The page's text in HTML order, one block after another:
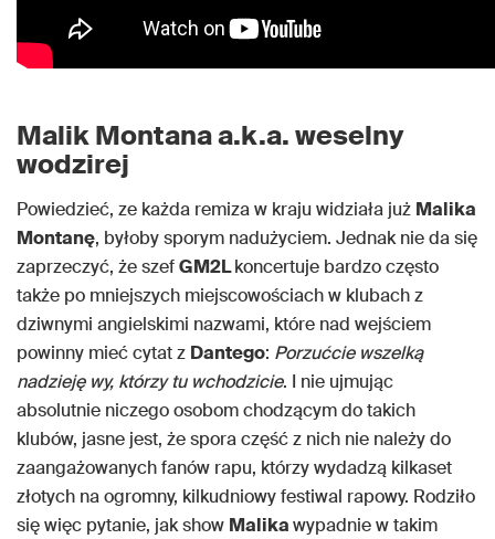
Malik Montana a.k.a. weselny
wodzirej
Powiedzieć, ze każda remiza w kraju widziała już Malika
Montanę, byłoby sporym nadużyciem. Jednak nie da się
zaprzeczyć, że szefGM2Lkoncertuje bardzo często
także po mniejszych miejscowościach w klubach z
dziwnymi angielskimi nazwami, które nad wejściem
powinny mieć cytat z Dantego: Porzućcie wszelką
nadzieję wy, którzy tu wchodzicie. I nie ujmując
absolutnie niczego osobom chodzącym do takich
klubów, jasne jest, że spora część z nich nie należy do
zaangażowanych fanów rapu, którzy wydadzą kilkaset
złotych na ogromny, kilkudniowy festiwal rapowy. Rodziło
się więc pytanie, jak show Malikawypadnie w takim